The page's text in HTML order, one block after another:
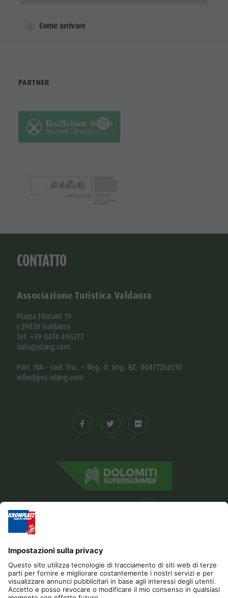
Come arrivare
PARTNER
CONTATTO
Associazione Turistica Valdaora
Piazza Floriani 19
I-39030 Valdaora
Tel. +39 0474 496277
info@olang.com
Part. IVA - Cod. fisc. + Reg. d. imp. BZ: 00477260210
info@pec.olang.com